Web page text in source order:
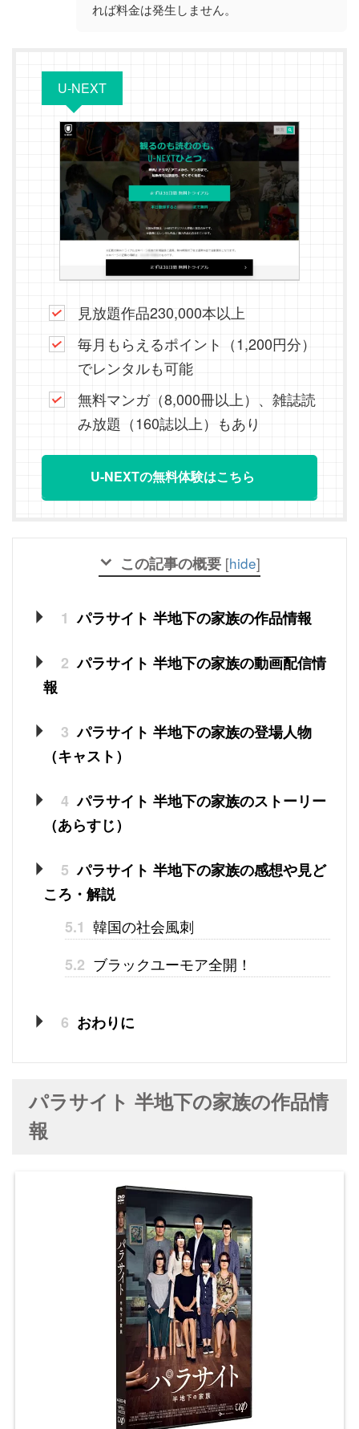
れば料金は発生しません。
U-NEXT
見放題作品230,000本以上
毎月もらえるポイント（1,200円分）
でレンタルも可能
無料マンガ（8,000冊以上）、雑誌読
み放題（160誌以上）もあり
U-NEXTの無料体験はこちら
この記事の概要 [hide]
1 パラサイト 半地下の家族の作品情報
2 パラサイト 半地下の家族の動画配信情
報
3 パラサイト 半地下の家族の登場人物
（キャスト）
4 パラサイト 半地下の家族のストーリー
（あらすじ）
5 パラサイト 半地下の家族の感想や見ど
ころ・解説
5.1 韓国の社会風刺
5.2 ブラックユーモア全開！
6 おわりに
パラサイト 半地下の家族の作品情
報